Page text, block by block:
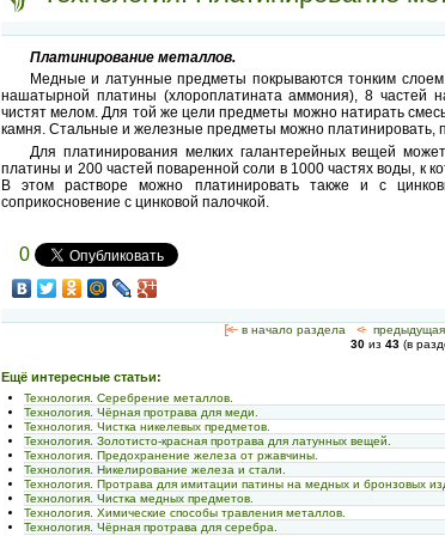
Платинирование металлов.
Медные и латунные предметы покрываются тонким
нашатырной платины (хлороплатината аммония), 8 частей
чистят мелом. Для той же цели предметы можно натирать
камня. Стальные и железные предметы можно платинировать,
Для платинирования мелких галантерейных вещей
платины и 200 частей поваренной соли в 1000 частях воды, к
В этом растворе можно платинировать также и с
соприкосновение с цинковой палочкой.
0
[<— в начало раздела <- предыдущая
30 из 43 (в
Ещё интересные статьи:
Технология. Серебрение металлов.
Технология. Чёрная протрава для меди.
Технология. Чистка никелевых предметов.
Технология. Золотисто-красная протрава для латунных вещей.
Технология. Предохранение железа от ржавчины.
Технология. Никелирование железа и стали.
Технология. Протрава для имитации патины на медных и бронзовых
Технология. Чистка медных предметов.
Технология. Химические способы травления металлов.
Технология. Чёрная протрава для серебра.